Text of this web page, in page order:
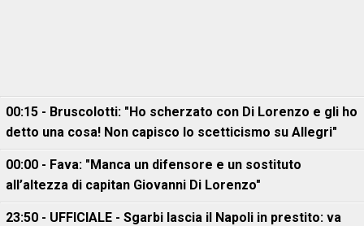
00:15 - Bruscolotti: "Ho scherzato con Di Lorenzo e gli ho
detto una cosa! Non capisco lo scetticismo su Allegri"
00:00 - Fava: "Manca un difensore e un sostituto
all’altezza di capitan Giovanni Di Lorenzo"
23:50 - UFFICIALE - Sgarbi lascia il Napoli in prestito: va